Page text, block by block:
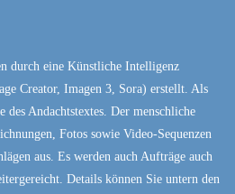
durch eine Künstliche Intelligenz
Creator, Imagen 3, Sora) erstellt. Als
Andachtstextes. Der menschliche
Fotos sowie Video-Sequenzen
aus. Es werden auch Aufträge auch
Details können Sie untern den